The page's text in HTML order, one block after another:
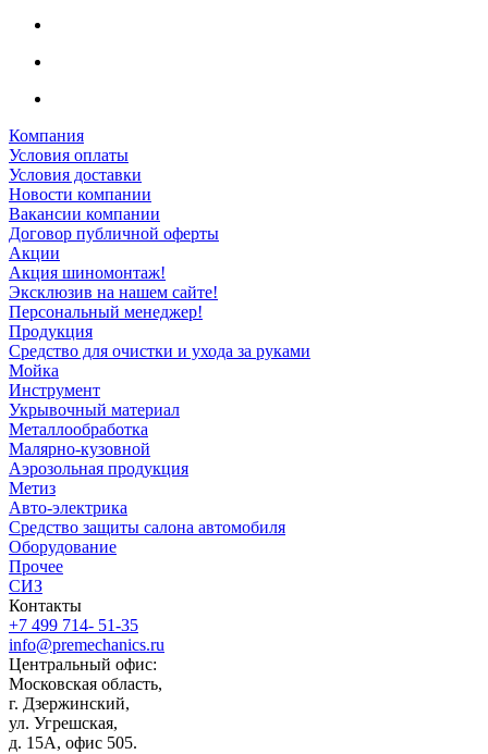
Компания
Условия оплаты
Условия доставки
Новости компании
Вакансии компании
Договор публичной оферты
Акции
Акция шиномонтаж!
Эксклюзив на нашем сайте!
Персональный менеджер!
Продукция
Средство для очистки и ухода за руками
Мойка
Инструмент
Укрывочный материал
Металлообработка
Малярно-кузовной
Аэрозольная продукция
Метиз
Авто-электрика
Средство защиты салона автомобиля
Оборудование
Прочее
СИЗ
Контакты
+7 499 714- 51-35
info@premechanics.ru
Центральный офис:
Московская область,
г. Дзержинский,
ул. Угрешская,
д. 15А, офис 505.